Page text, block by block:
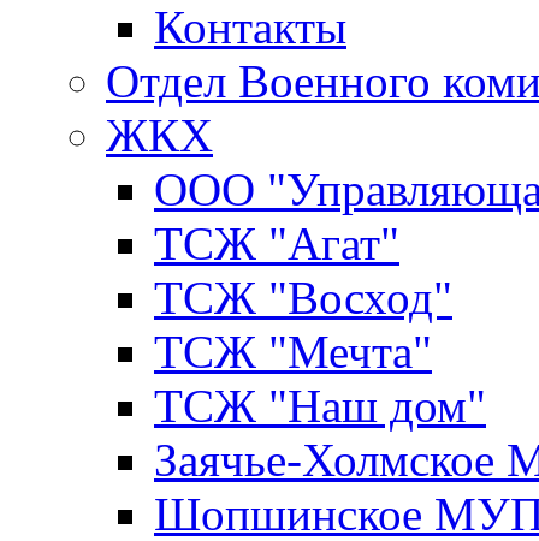
Контакты
Отдел Военного
ЖКХ
ООО
ТСЖ "Агат"
ТСЖ "Восход"
ТСЖ "Мечта"
ТСЖ "Наш дом"
Заячье-
Шопшинское